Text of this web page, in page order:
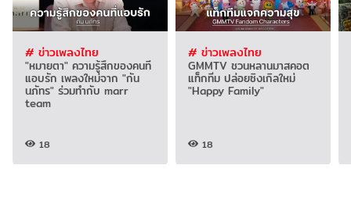
# ข่าวเพลงไทย
"หมายตา" ความรู้สึกของคนที่
แอบรัก เพลงใหม่จาก "กัน
นภัทร" ร่วมทำกับ marr
team
18
# ข่าวเพลงไทย
GMMTV ชวนหลานมาสคอต
แท็กทีม ปล่อยซิงเกิลใหม่
"Happy Family"
18